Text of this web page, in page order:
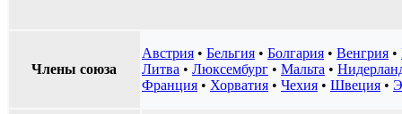
Члены союза
Австрия • Бельгия • Болгария • Венгрия •
Литва • Люксембург • Мальта •
Франция • Хорватия • Чехия • Швеция •